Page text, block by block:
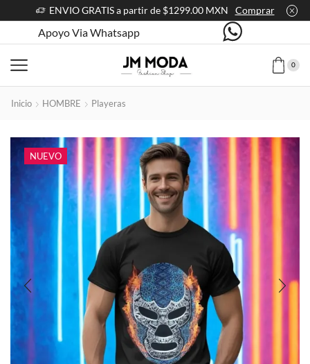
ENVIO GRATIS a partir de $1299.00 MXN Comprar
Apoyo Via Whatsapp
0
Inicio HOMBRE Playeras
NUEVO